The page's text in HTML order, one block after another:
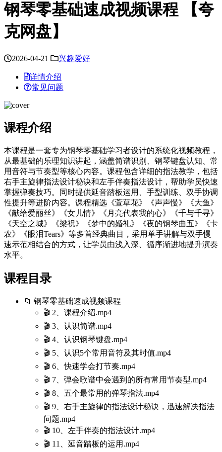
钢琴零基础速成视频课程 【夸
克网盘】
2026-04-21 兴趣爱好
详情介绍
常见问题
课程介绍
本课程是一套专为钢琴零基础学习者设计的系统化视频教程，
从最基础的乐理知识讲起，涵盖简谱识别、钢琴键盘认知、常
用音符与节奏型等核心内容。课程包含详细的指法教学，包括
右手主旋律指法设计秘诀和左手伴奏指法设计，帮助学员快速
掌握弹奏技巧。同时提供延音踏板运用、手型训练、双手协调
性提升等进阶内容。课程精选《萱草花》《声声慢》《大鱼》
《献给爱丽丝》《女儿情》《月亮代表我的心》《千与千寻》
《天空之城》《梁祝》《梦中的婚礼》《夜的钢琴曲五》《卡
农》《眼泪Tears》等多首经典曲目，采用单手讲解与双手慢
速示范相结合的方式，让学员由浅入深、循序渐进地提升演奏
水平。
课程目录
📁 钢琴零基础速成视频课程
🎬 2、课程介绍.mp4
🎬 3、认识简谱.mp4
🎬 4、认识钢琴键盘.mp4
🎬 5、认识5个常用音符及其时值.mp4
🎬 6、快速学会打节奏.mp4
🎬 7、弹会歌谱中会遇到的所有常用节奏型.mp4
🎬 8、五个最常用的弹琴指法.mp4
🎬 9、右手主旋律的指法设计秘诀，迅速解决指法
问题.mp4
🎬 10、左手伴奏的指法设计.mp4
🎬 11、延音踏板的运用.mp4